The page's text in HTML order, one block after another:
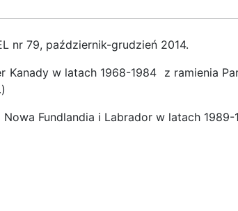
nr 79, październik-grudzień 2014.
Kanady w latach 1968-1984 z ramienia
Fundlandia i Labrador w latach 1989-